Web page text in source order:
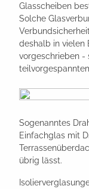
Glasscheiben
Solche
deshalb in vielen
vorgeschrieben -
Sogenanntes
Einfachglas mit
übrig lässt.